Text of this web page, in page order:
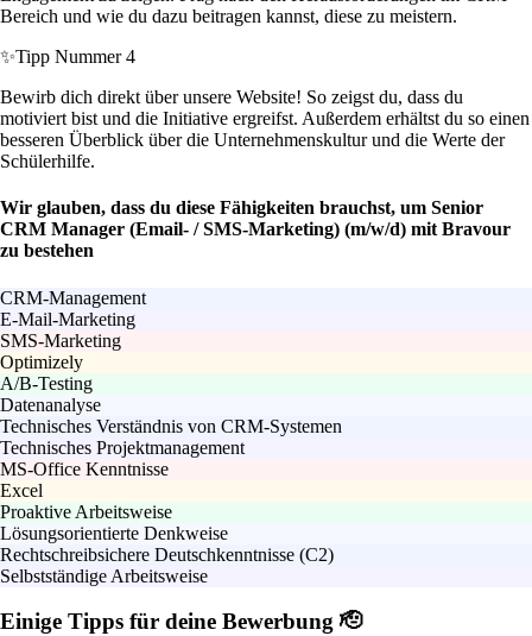
Bereich und wie du dazu beitragen kannst, diese zu meistern.
✨Tipp Nummer 4
Bewirb dich direkt über unsere Website! So zeigst du, dass du
motiviert bist und die Initiative ergreifst. Außerdem erhältst du so einen
besseren Überblick über die Unternehmenskultur und die Werte der
Schülerhilfe.
Wir glauben, dass du diese Fähigkeiten brauchst, um Senior
CRM Manager (Email- / SMS-Marketing) (m/w/d) mit Bravour
zu bestehen
CRM-Management
E-Mail-Marketing
SMS-Marketing
Optimizely
A/B-Testing
Datenanalyse
Technisches Verständnis von CRM-Systemen
Technisches Projektmanagement
MS-Office Kenntnisse
Excel
Proaktive Arbeitsweise
Lösungsorientierte Denkweise
Rechtschreibsichere Deutschkenntnisse (C2)
Selbstständige Arbeitsweise
Einige Tipps für deine Bewerbung 🫡